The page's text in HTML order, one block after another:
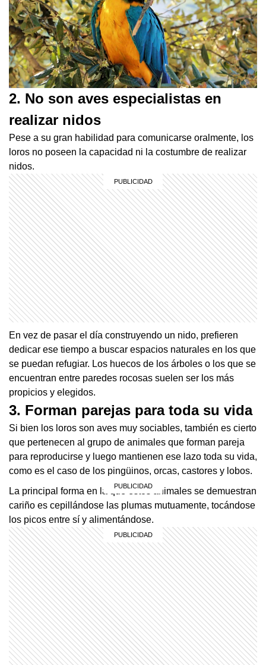
2. No son aves especialistas en
realizar nidos
Pese a su gran habilidad para comunicarse oralmente, los
loros no poseen la capacidad ni la costumbre de realizar
nidos.
En vez de pasar el día construyendo un nido, prefieren
dedicar ese tiempo a buscar espacios naturales en los que
se puedan refugiar. Los huecos de los árboles o los que se
encuentran entre paredes rocosas suelen ser los más
propicios y elegidos.
3. Forman parejas para toda su vida
Si bien los loros son aves muy sociables, también es cierto
que pertenecen al grupo de animales que forman pareja
para reproducirse y luego mantienen ese lazo toda su vida,
como es el caso de los pingüinos, orcas, castores y lobos.
La principal forma en la que estos animales se demuestran
cariño es cepillándose las plumas mutuamente, tocándose
los picos entre sí y alimentándose.